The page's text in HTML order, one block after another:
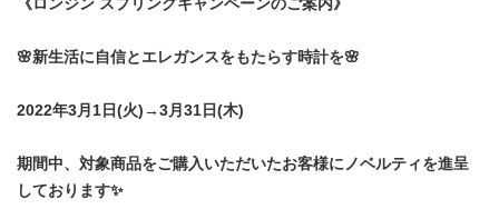
🌸新生活に自信とエレガンスをもたらす時計を🌸
2022年3月1日(火)→3月31日(木)
期間中、対象商品をご購入いただいたお客様にノベルティを進呈
しております✨